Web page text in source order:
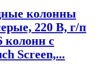
колонны
220 В, г/п
колонн с
Screen,...